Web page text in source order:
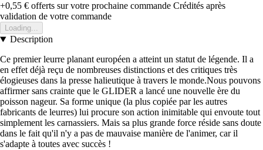
+0,55 € offerts sur votre prochaine commande Crédités après
validation de votre commande
Loading...
Description
Ce premier leurre planant européen a atteint un statut de légende. Il a
en effet déjà reçu de nombreuses distinctions et des critiques très
élogieuses dans la presse halieutique à travers le monde.Nous pouvons
affirmer sans crainte que le GLIDER a lancé une nouvelle ère du
poisson nageur. Sa forme unique (la plus copiée par les autres
fabricants de leurres) lui procure son action inimitable qui envoute tout
simplement les carnassiers. Mais sa plus grande force réside sans doute
dans le fait qu'il n'y a pas de mauvaise manière de l'animer, car il
s'adapte à toutes avec succès !